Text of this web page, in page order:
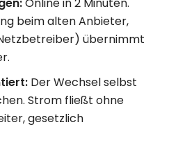
Online in 2 Minuten.
beim alten Anbieter,
übernimmt
Der Wechsel selbst
Strom fließt ohne
gesetzlich